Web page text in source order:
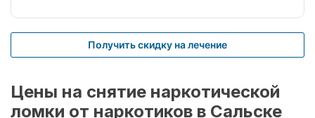
Получить скидку на лечение
Цены на снятие наркотической
ломки от наркотиков в Сальске